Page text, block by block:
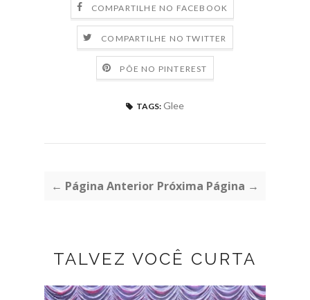
COMPARTILHE NO FACEBOOK
COMPARTILHE NO TWITTER
PÕE NO PINTEREST
TAGS: Glee
← Página Anterior Próxima Página →
TALVEZ VOCÊ CURTA